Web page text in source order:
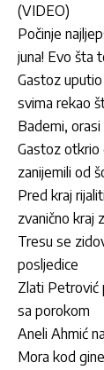
(VIDEO)
Počinje
juna! Evo šta
Gastoz
svima rekao
Bademi,
Gastoz otkrio
zanijemili od
Pred kraj
zvanično kraj
Tresu se
posljedice
Zlati Petrović
sa porokom
Aneli Ahmić
Mora kod